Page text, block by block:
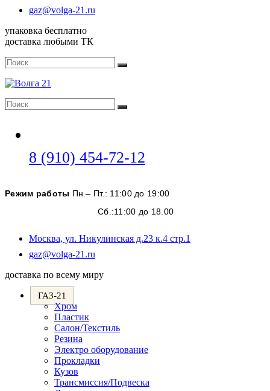
gaz@volga-21.ru
упаковка бесплатно
доставка любыми ТК
Поиск
Поиск
Поиск
Поиск
8 (910) 454-72-12
вашем
приложении
Режим работы Пн.– Пт.: 11:00 до 19:00
Сб.:11:00 до 18.00
Москва, ул. Никулинская д.23 к.4 стр.1
gaz@volga-21.ru
вашем
доставка по всему миру
ГАЗ-21
Хром
Пластик
Салон/Текстиль
Резина
Электро оборудование
Прокладки
Кузов
Трансмиссия/Подвеска